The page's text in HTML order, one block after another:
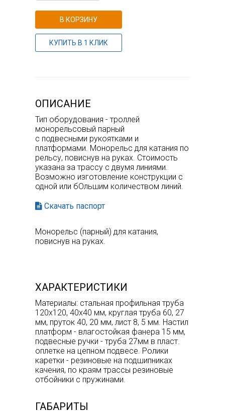
В КОРЗИНУ
КУПИТЬ В 1 КЛИК
ОПИСАНИЕ
Тип оборудования - троллей
монорельсовый парный
с подвесными рукоятками и
платформами. Монорельс для катания по
рельсу, повиснув на руках. Стоимость
указана за трассу с двумя линиями.
Возможно изготовление конструкции с
одной или бОльшим количеством линий.
Скачать паспорт
Монорельс (парный) для катания,
повиснув на руках.
ХАРАКТЕРИСТИКИ
Материалы: стальная профильная труба
120х120, 40х40 мм, круглая труба 60, 27
мм, пруток 40, 20 мм, лист 8, 5 мм. Настил
платформ - влагостойкая фанера 15 мм,
подвесные ручки - труба 27мм в пласт.
оплетке на цепном подвесе. Ролики
каретки - резиновые на подшипниках
качения, по краям трассы резиновые
отбойники с пружинами.
ГАБАРИТЫ